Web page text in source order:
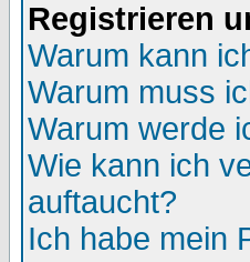
Registrieren
Warum kann
Warum muss
Warum werde
Wie kann ich
auftaucht?
Ich habe mein